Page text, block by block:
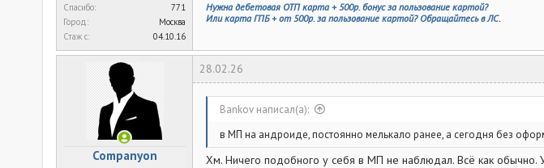
Спасибо
771
Город
Москва
Стаж c
04.10.16
Нужна дебетовая ОТП карта + 500р. бонус за пользование картой?
Или карта ГПБ + от 500р. за пользование картой? Обращайтесь в ЛС.
Companyon
28.02.26
Bankov написал(а):
в МП на андроиде, постоянно мелькало ранее, а сегодня без
Хм. Ничего подобного у себя в МП не наблюдал. Всё как обычно.